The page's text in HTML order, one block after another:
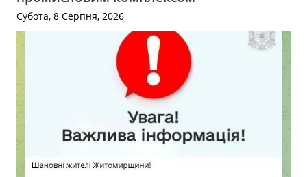
Субота, 8 Серпня, 2026